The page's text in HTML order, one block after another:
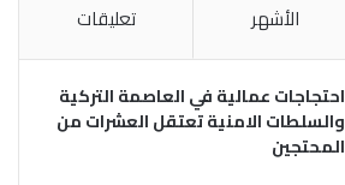
الأشهر تعليقات
احتجاجات عمالية في العاصمة التركية
والسلطات الامنية تعتقل العشرات من
المحتجين